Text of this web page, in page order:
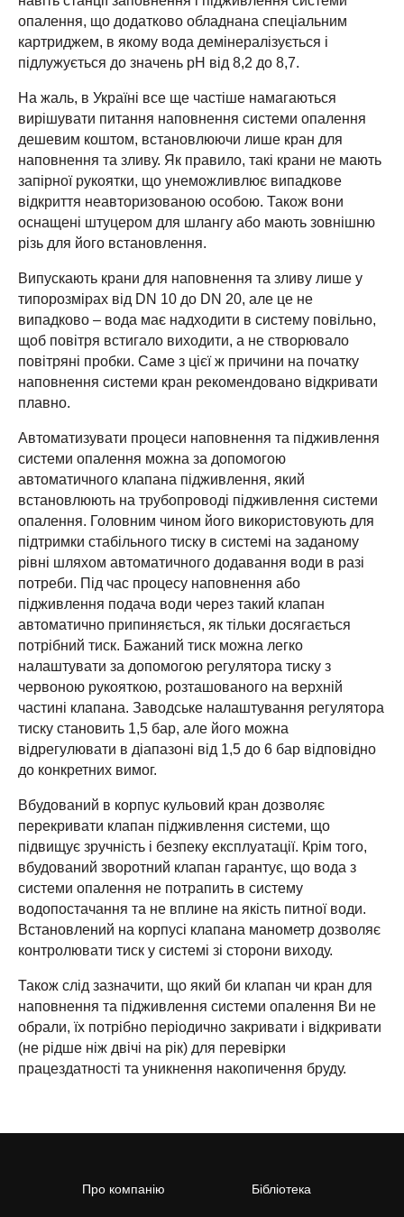
опалення, що додатково обладнана спеціальним
картриджем, в якому вода демінералізується і
підлужується до значень pH від 8,2 до 8,7.
На жаль, в Україні все ще частіше намагаються
вирішувати питання наповнення системи опалення
дешевим коштом, встановлюючи лише кран для
наповнення та зливу. Як правило, такі крани не мають
запірної рукоятки, що унеможливлює випадкове
відкриття неавторизованою особою. Також вони
оснащені штуцером для шлангу або мають зовнішню
різь для його встановлення.
Випускають крани для наповнення та зливу лише у
типорозмірах від DN 10 до DN 20, але це не
випадково – вода має надходити в систему повільно,
щоб повітря встигало виходити, а не створювало
повітряні пробки. Саме з цієї ж причини на початку
наповнення системи кран рекомендовано відкривати
плавно.
Автоматизувати процеси наповнення та підживлення
системи опалення можна за допомогою
автоматичного клапана підживлення, який
встановлюють на трубопроводі підживлення системи
опалення. Головним чином його використовують для
підтримки стабільного тиску в системі на заданому
рівні шляхом автоматичного додавання води в разі
потреби. Під час процесу наповнення або
підживлення подача води через такий клапан
автоматично припиняється, як тільки досягається
потрібний тиск. Бажаний тиск можна легко
налаштувати за допомогою регулятора тиску з
червоною рукояткою, розташованого на верхній
частині клапана. Заводське налаштування регулятора
тиску становить 1,5 бар, але його можна
відрегулювати в діапазоні від 1,5 до 6 бар відповідно
до конкретних вимог.
Вбудований в корпус кульовий кран дозволяє
перекривати клапан підживлення системи, що
підвищує зручність і безпеку експлуатації. Крім того,
вбудований зворотний клапан гарантує, що вода з
системи опалення не потрапить в систему
водопостачання та не вплине на якість питної води.
Встановлений на корпусі клапана манометр дозволяє
контролювати тиск у системі зі сторони виходу.
Також слід зазначити, що який би клапан чи кран для
наповнення та підживлення системи опалення Ви не
обрали, їх потрібно періодично закривати і відкривати
(не рідше ніж двічі на рік) для перевірки
працездатності та уникнення накопичення бруду.
Про компанію Бібліотека